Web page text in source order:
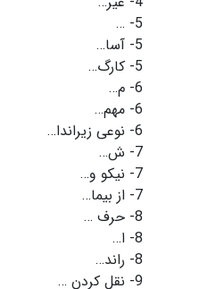
5-
…
5- آسا…
5- كارگ…
6- م…
6- مهم…
6- نوعی زیراندا…
7- ش…
7- نیكو و…
7- از بیما…
8- حرف …
8- ا…
8- راند…
9- نقل كردن …